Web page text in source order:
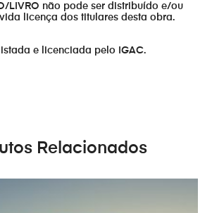
LIVRO não pode ser distribuído e/ou
licença dos titulares desta obra.
e licenciada pelo IGAC.
Relacionados